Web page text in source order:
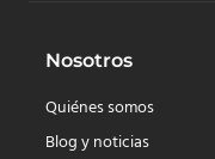
Nosotros
Quiénes somos
Blog y noticias